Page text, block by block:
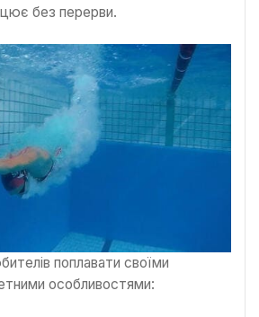
без перерви.
поплавати своїми
особливостями: